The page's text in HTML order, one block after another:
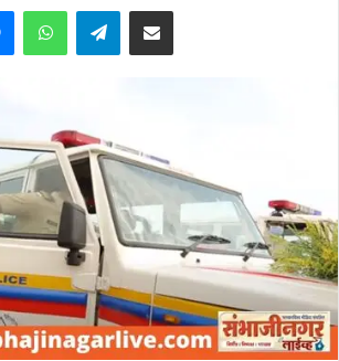
MessengerWhatsAppTelegramShare via Email